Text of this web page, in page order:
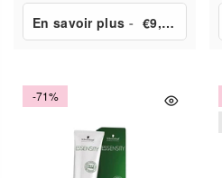
En savoir plus - €9,42
-71%